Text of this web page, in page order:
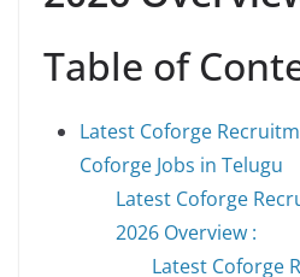
Table of
Latest Coforge
Coforge Jobs in Telugu
Latest Coforge
2026 Overview :
Latest Coforge